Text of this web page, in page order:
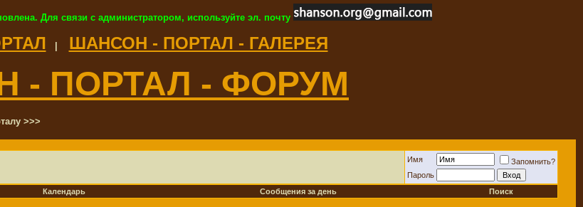
Для связи с администратором, используйте эл. почту
ШАНСОН - ПОРТАЛ - ГАЛЕРЕЯ
- ПОРТАЛ - ФОРУМ
>>>
Имя
Запомнить?
Пароль
Календарь Сообщения за день Поиск